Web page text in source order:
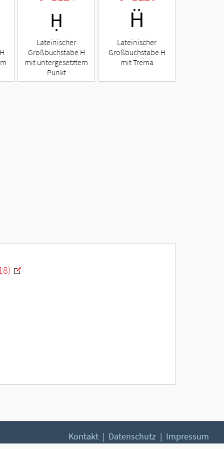
Ḥ
Lateinischer
Großbuchstabe H
mit untergesetztem
Punkt
Ḧ
Lateinischer
Großbuchstabe H
mit Trema
Kontakt Datenschutz Impressum